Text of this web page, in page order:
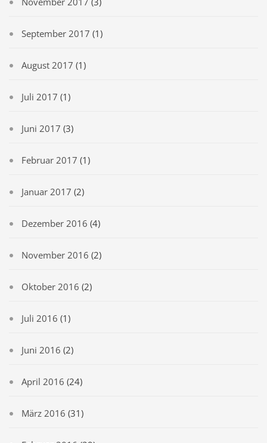
September 2017 (1)
August 2017 (1)
Juli 2017 (1)
Juni 2017 (3)
Februar 2017 (1)
Januar 2017 (2)
Dezember 2016 (4)
November 2016 (2)
Oktober 2016 (2)
Juli 2016 (1)
Juni 2016 (2)
April 2016 (24)
März 2016 (31)